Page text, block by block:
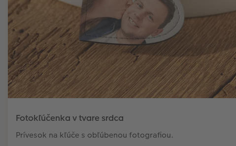
Fotokľúčenka v tvare srdca
Prívesok na kľúče s obľúbenou fotografiou.